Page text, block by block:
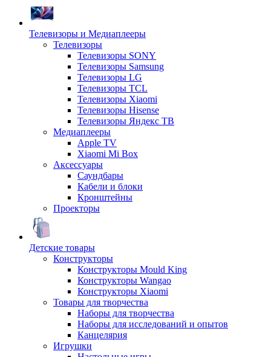
Телевизоры и Медиаплееры
Телевизоры
Телевизоры SONY
Телевизоры Samsung
Телевизоры LG
Телевизоры TCL
Телевизоры Xiaomi
Телевизоры Hisense
Телевизоры Яндекс ТВ
Медиаплееры
Apple TV
Xiaomi Mi Box
Аксессуары
Саундбары
Кабели и блоки
Кронштейны
Проекторы
Детские товары
Конструкторы
Конструкторы Mould King
Конструкторы Wangao
Конструкторы Xiaomi
Товары для творчества
Наборы для творчества
Наборы для исследований и опытов
Канцелярия
Игрушки